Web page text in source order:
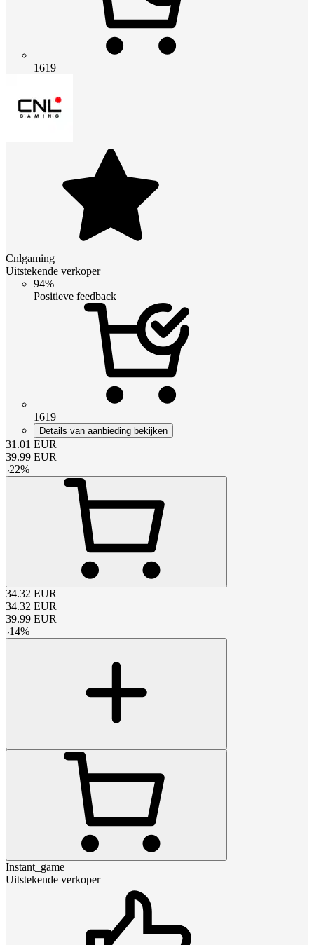
1619
Cnlgaming
Uitstekende verkoper
94%
Positieve feedback
1619
Details van aanbieding bekijken
31.01 EUR
39.99 EUR
-22%
34.32 EUR
34.32 EUR
39.99 EUR
-14%
Instant_game
Uitstekende verkoper